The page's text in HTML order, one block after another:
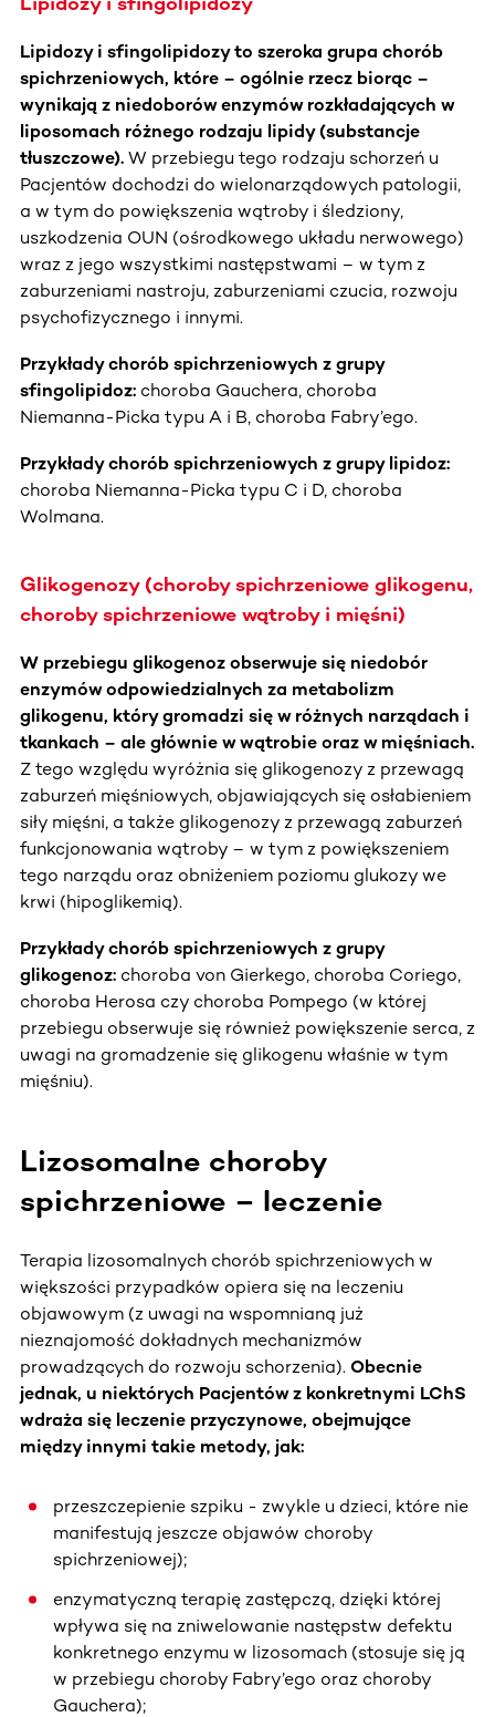
Lipidozy i sfingolipidozy to szeroka grupa chorób
spichrzeniowych, które – ogólnie rzecz biorąc –
wynikają z niedoborów enzymów rozkładających w
liposomach różnego rodzaju lipidy (substancje
tłuszczowe). W przebiegu tego rodzaju schorzeń u
Pacjentów dochodzi do wielonarządowych patologii,
a w tym do powiększenia wątroby i śledziony,
uszkodzenia OUN (ośrodkowego układu nerwowego)
wraz z jego wszystkimi następstwami – w tym z
zaburzeniami nastroju, zaburzeniami czucia, rozwoju
psychofizycznego i innymi.
Przykłady chorób spichrzeniowych z grupy
sfingolipidoz: choroba Gauchera, choroba
Niemanna-Picka typu A i B, choroba Fabry’ego.
Przykłady chorób spichrzeniowych z grupy lipidoz:
choroba Niemanna-Picka typu C i D, choroba
Wolmana.
Glikogenozy (choroby spichrzeniowe glikogenu,
choroby spichrzeniowe wątroby i mięśni)
W przebiegu glikogenoz obserwuje się niedobór
enzymów odpowiedzialnych za metabolizm
glikogenu, który gromadzi się w różnych narządach i
tkankach – ale głównie w wątrobie oraz w mięśniach.
Z tego względu wyróżnia się glikogenozy z przewagą
zaburzeń mięśniowych, objawiających się osłabieniem
siły mięśni, a także glikogenozy z przewagą zaburzeń
funkcjonowania wątroby – w tym z powiększeniem
tego narządu oraz obniżeniem poziomu glukozy we
krwi (hipoglikemią).
Przykłady chorób spichrzeniowych z grupy
glikogenoz: choroba von Gierkego, choroba Coriego,
choroba Herosa czy choroba Pompego (w której
przebiegu obserwuje się również powiększenie serca, z
uwagi na gromadzenie się glikogenu właśnie w tym
mięśniu).
Lizosomalne choroby
spichrzeniowe – leczenie
Terapia lizosomalnych chorób spichrzeniowych w
większości przypadków opiera się na leczeniu
objawowym (z uwagi na wspomnianą już
nieznajomość dokładnych mechanizmów
prowadzących do rozwoju schorzenia). Obecnie
jednak, u niektórych Pacjentów z konkretnymi LChS
wdraża się leczenie przyczynowe, obejmujące
między innymi takie metody, jak:
przeszczepienie szpiku - zwykle u dzieci, które nie
manifestują jeszcze objawów choroby
spichrzeniowej);
enzymatyczną terapię zastępczą, dzięki której
wpływa się na zniwelowanie następstw defektu
konkretnego enzymu w lizosomach (stosuje się ją
w przebiegu choroby Fabry’ego oraz choroby
Gauchera);